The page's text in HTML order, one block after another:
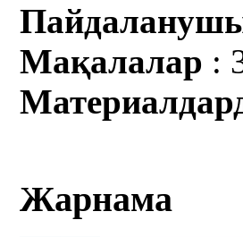
Мақалалар :
Жарнама